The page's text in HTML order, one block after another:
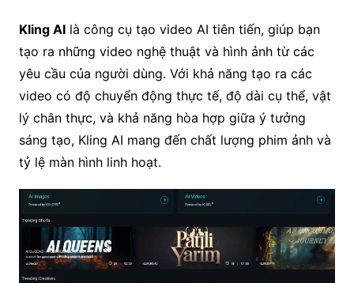
Kling AIlà công cụ tạo video AI tiên tiến, giúp bạn
tạo ra những video nghệ thuật và hình ảnh từ các
yêu cầu của người dùng. Với khả năng tạo ra các
video có độ chuyển động thực tế, độ dài cụ thể, vật
lý chân thực, và khả năng hòa hợp giữa ý tưởng
sáng tạo, Kling AI mang đến chất lượng phim ảnh và
tỷ lệ màn hình linh hoạt.